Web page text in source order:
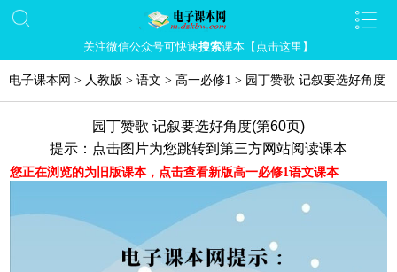
关注微信公众号可快速搜索课本【点击这里】
电子课本网 > 人教版 > 语文 > 高一必修1 > 园丁赞歌 记叙要选好角度
园丁赞歌 记叙要选好角度(第60页)
提示：点击图片为您跳转到第三方网站阅读课本
您正在浏览的为旧版课本，点击查看新版高一必修1语文课本